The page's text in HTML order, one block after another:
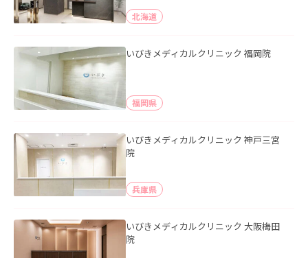
北海道
いびきメディカルクリニック 福岡院
福岡県
いびきメディカルクリニック 神戸三宮
院
兵庫県
いびきメディカルクリニック 大阪梅田
院